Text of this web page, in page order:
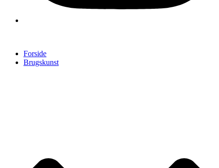
Forside
Brugskunst